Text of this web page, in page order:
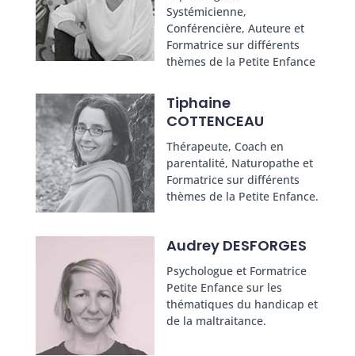
Systémicienne,
Conférencière, Auteure et
Formatrice sur différents
thèmes de la Petite Enfance
Tiphaine
COTTENCEAU
Thérapeute, Coach en
parentalité, Naturopathe et
Formatrice sur différents
thèmes de la Petite Enfance.
Audrey DESFORGES
Psychologue et Formatrice
Petite Enfance sur les
thématiques du handicap et
de la maltraitance.